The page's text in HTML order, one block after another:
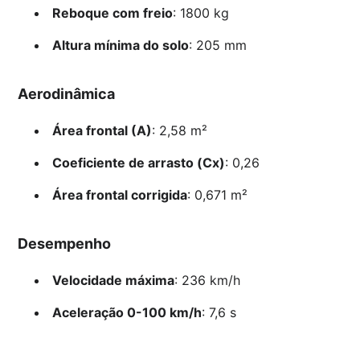
Reboque com freio: 1800 kg
Altura mínima do solo: 205 mm
Aerodinâmica
Área frontal (A): 2,58 m²
Coeficiente de arrasto (Cx): 0,26
Área frontal corrigida: 0,671 m²
Desempenho
Velocidade máxima: 236 km/h
Aceleração 0-100 km/h: 7,6 s